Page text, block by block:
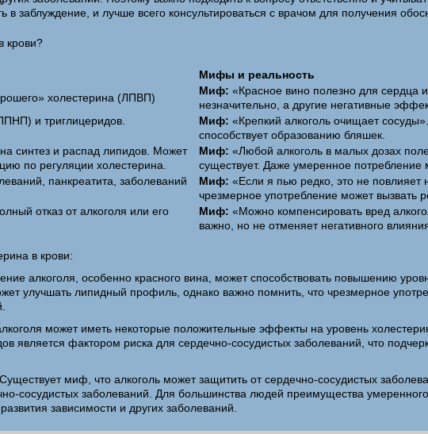
в заблуждение, и лучше всего консультироваться с врачом для получения
Мифы и реальность
холестерина (ЛПВП)
Миф: «Красное вино полезно для сердца
незначительно, а другие негативные
и триглицеридов.
Миф: «Крепкий алкоголь очищает сосуды».
способствует образованию бляшек.
синтез и распад липидов. Может
по регуляции холестерина.
Миф: «Любой алкоголь в малых дозах
существует. Даже умеренное
панкреатита, заболеваний
Миф: «Если я пью редко, это не повлияет
чрезмерное употребление может вызвать
отказ от алкоголя или его
Миф: «Можно компенсировать вред
важно, но не отменяет негативного
в крови:
алкоголя, особенно красного вина, может способствовать повышению
улучшать липидный профиль, однако важно помнить, что чрезмерное
может иметь некоторые положительные эффекты на уровень
является фактором риска для сердечно-сосудистых заболеваний, что
миф, что алкоголь может защитить от сердечно-сосудистых
сосудистых заболеваний. Для большинства людей преимущества
зависимости и других заболеваний.